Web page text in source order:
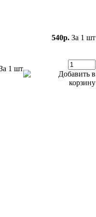
1 шт
540р. За 1 шт